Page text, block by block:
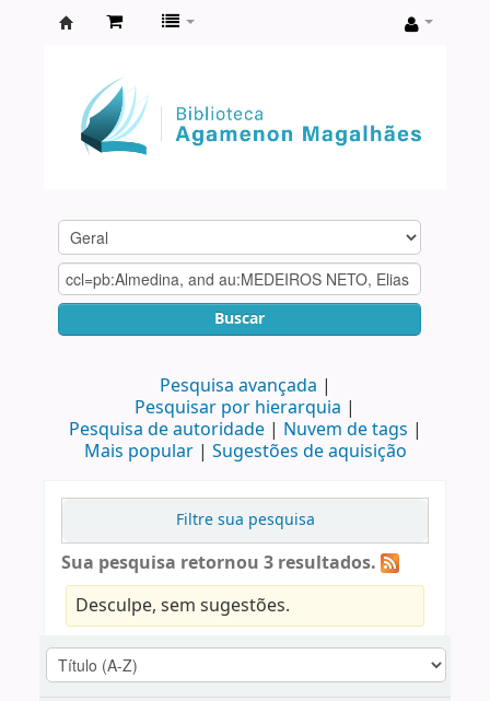
Agamenon
Magalhães
Buscar
Pesquisa avançada
Pesquisar por hierarquia
Pesquisa de autoridade
Nuvem de tags
Mais popular
Sugestões de aquisição
Filtre sua pesquisa
Sua pesquisa retornou 3 resultados.
Desculpe, sem sugestões.